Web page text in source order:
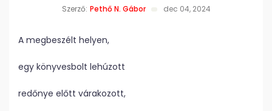
Szerző: Pethő N. Gábor dec 04, 2024
A megbeszélt helyen,
egy könyvesbolt lehúzott
redőnye előtt várakozott,